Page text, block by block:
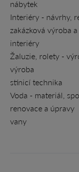
nábytek
Interiéry - návrhy,
zakázková výroba
interiéry
Žaluzie, rolety -
výroba
stínicí technika
Voda - materiál,
renovace a úpravy
vany